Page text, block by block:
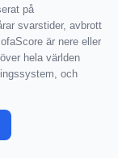
på
svarstider, avbrott
är nere eller
hela världen
och